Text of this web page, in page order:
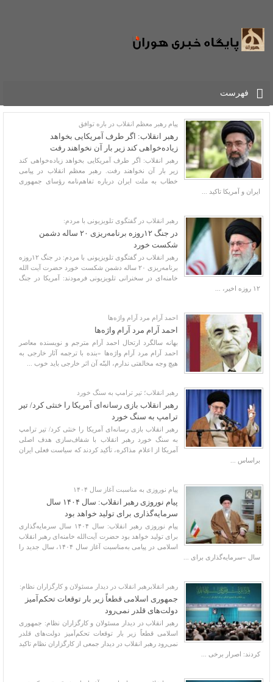
فهرست
پیام رهبر معظم انقلاب در باره توافق
رهبر انقلاب: اگر طرف آمریکایی بخواهد
زیاده‌خواهی کند زیر بار آن نخواهند رفت
رهبر انقلاب: اگر طرف آمریکایی بخواهد زیاده‌خواهی کند
زیر بار آن نخواهند رفت. رهبر معظم انقلاب در پیامی
خطاب به ملت ایران درباره تفاهم‌نامه رؤسای جمهوری
ایران و آمریکا تاکید ...
رهبر انقلاب در گفتگوی تلویزیونی با مردم:
در جنگ ۱۲روزه برنامه‌ریزی ۲۰ ساله دشمن
شکست خورد
رهبر انقلاب در گفتگوی تلویزیونی با مردم: در جنگ ۱۲روزه
برنامه‌ریزی ۲۰ ساله دشمن شکست خورد حضرت آیت الله
خامنه‌ای در سخنرانی تلویزیونی فرمودند: آمریکا در جنگ
۱۲ روزه اخیر، ...
احمد آرام مرد آرام واژه‌ها
احمد آرام مرد آرام واژه‌ها
بهانه سالگرد ارتحال احمد آرام مترجم و نویسنده معاصر
احمد آرام مرد آرام واژه‌ها «بنده با ترجمه آثار خارجی به
هیچ وجه مخالفتی ندارم، البتّه آن اثر خارجی باید خوب ...
رهبر انقلاب؛ تیر ترامپ به سنگ خورد
رهبر انقلاب بازی رسانه‌ای آمریکا را خنثی کرد/ تیر
ترامپ به سنگ خورد
رهبر انقلاب بازی رسانه‌ای آمریکا را خنثی کرد/ تیر ترامپ
به سنگ خورد رهبر انقلاب با شفاف‌سازی هدف اصلی
آمریکا از اعلام مذاکره، تأکید کردند که سیاست فعلی ایران
براساس ...
پیام نوروزی به مناسبت آغاز سال ۱۴۰۴
پیام نوروزی رهبر انقلاب: سال ۱۴۰۴ سال
سرمایه‌گذاری برای تولید خواهد بود
پیام نوروزی رهبر انقلاب: سال ۱۴۰۴ سال سرمایه‌گذاری
برای تولید خواهد بود حضرت آیت‌الله خامنه‌ای رهبر انقلاب
اسلامی در پیامی به‌مناسبت آغاز سال ۱۴۰۴، سال جدید را
سال «سرمایه‌گذاری برای ...
رهبر انقلابرهبر انقلاب در دیدار مسئولان و کارگزاران نظام:
جمهوری اسلامی قطعاً زیر بار توقعات تحکم‌آمیز
دولت‌های قلدر نمی‌رود
رهبر انقلاب در دیدار مسئولان و کارگزاران نظام: جمهوری
اسلامی قطعاً زیر بار توقعات تحکم‌آمیز دولت‌های قلدر
نمی‌رود رهبر انقلاب در دیدار جمعی از کارگزاران نظام تاکید
کردند: اصرار برخی ...